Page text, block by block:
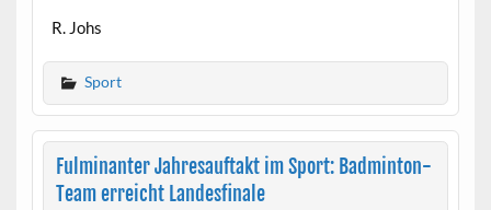
R. Johs
Sport
Fulminanter Jahresauftakt im Sport: Badminton-
Team erreicht Landesfinale